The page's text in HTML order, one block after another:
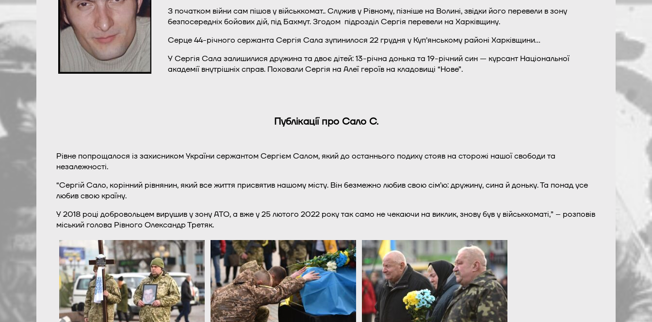
З початком війни сам пішов у військкомат.. Служив у Рівному, пізніше на Волині, звідки його перевели в зону
безпосередніх бойових дій, під Бахмут. Згодом підрозділ Сергія перевели на Харківщину.
Серце 44-річного сержанта Сергія Сала зупинилося 22 грудня у Куп’янському районі Харківщини…
У Сергія Сала залишилися дружина та двоє дітей: 13-річна донька та 19-річний син — курсант Національної
академії внутрішніх справ. Поховали Сергія на Алеї героїв на кладовищі “Нове”.
Публікації про Сало С.
Рівне попрощалося із захисником України сержантом Сергієм Салом, який до останнього подиху стояв на сторожі нашої свободи та
незалежності.
“Сергій Сало, корінний рівнянин, який все життя присвятив нашому місту. Він безмежно любив свою сім’ю: дружину, сина й доньку. Та понад усе
любив свою країну.
У 2018 році добровольцем вирушив у зону АТО, а вже у 25 лютого 2022 року так само не чекаючи на виклик, знову був у військкоматі,” – розповів
міський голова Рівного Олександр Третяк.